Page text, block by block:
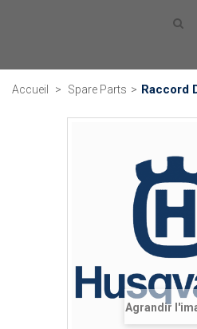
Accueil > Spare Parts > Raccord
Agrandir